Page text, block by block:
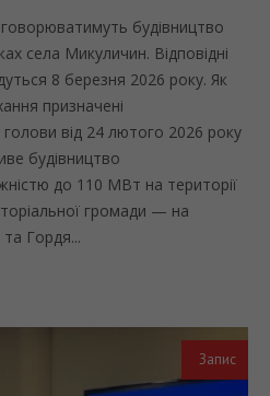
будівництво
села Микуличин. Відповідні
8 березня 2026 року. Як
призначені
від 24 лютого 2026 року
будівництво
до 110 МВт на території
громади — на
Гордя...
Запис